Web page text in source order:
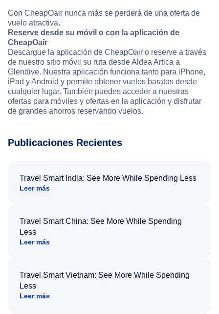
Con CheapOair nunca más se perderá de una oferta de
vuelo atractiva.
Reserve desde su móvil o con la aplicación de
CheapOair
Descargue la aplicación de CheapOair o reserve a través
de nuestro sitio móvil su ruta desde Aldea Artica a
Glendive. Nuestra aplicación funciona tanto para iPhone,
iPad y Android y permite obtener vuelos baratos desde
cualquier lugar. También puedes acceder a nuestras
ofertas para móviles y ofertas en la aplicación y disfrutar
de grandes ahorros reservando vuelos.
Publicaciones Recientes
Travel Smart India: See More While Spending Less
Leer más
Travel Smart China: See More While Spending
Less
Leer más
Travel Smart Vietnam: See More While Spending
Less
Leer más